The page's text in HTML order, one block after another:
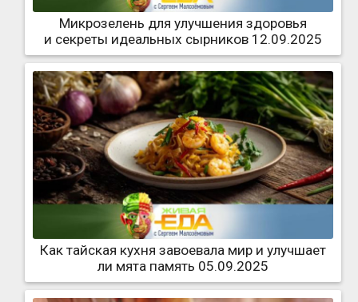
Микрозелень для улучшения здоровья
и секреты идеальных сырников 12.09.2025
Как тайская кухня завоевала мир и улучшает
ли мята память 05.09.2025